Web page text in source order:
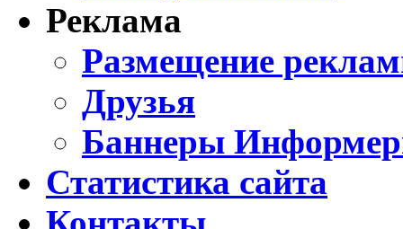
Реклама
Размещение
Друзья
Баннеры
Статистика сайта